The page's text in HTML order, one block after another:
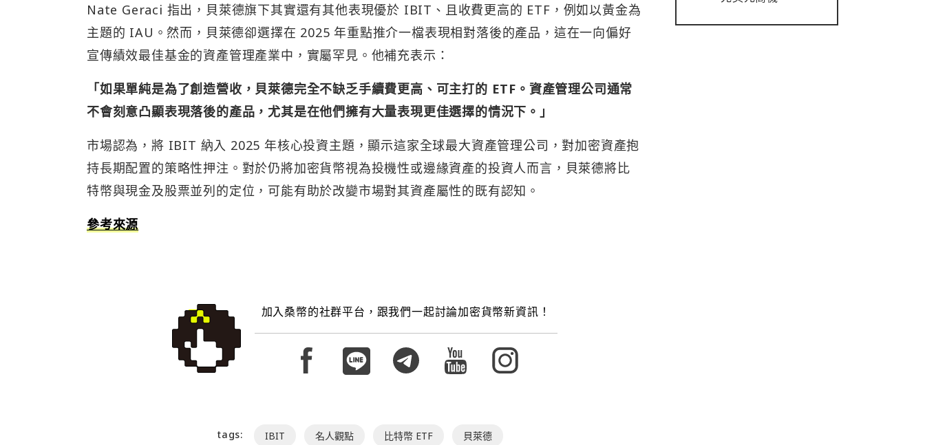
Nate Geraci 指出，貝萊德旗下其實還有其他表現優於 IBIT、且收費更高的 ETF，例如以黃金為
主題的 IAU。然而，貝萊德卻選擇在 2025 年重點推介一檔表現相對落後的產品，這在一向偏好
宣傳績效最佳基金的資產管理產業中，實屬罕見。他補充表示：
「如果單純是為了創造營收，貝萊德完全不缺乏手續費更高、可主打的 ETF。資產管理公司通常
不會刻意凸顯表現落後的產品，尤其是在他們擁有大量表現更佳選擇的情況下。」
市場認為，將 IBIT 納入 2025 年核心投資主題，顯示這家全球最大資產管理公司，對加密資產抱
持長期配置的策略性押注。對於仍將加密貨幣視為投機性或邊緣資產的投資人而言，貝萊德將比
特幣與現金及股票並列的定位，可能有助於改變市場對其資產屬性的既有認知。
參考來源
加入桑幣的社群平台，跟我們一起討論加密貨幣新資訊！
tags: IBIT 名人觀點 比特幣 ETF 貝萊德